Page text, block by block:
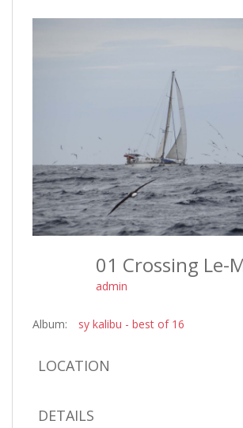
admin
Album: sy kalibu - best of 16
LOCATION
DETAILS